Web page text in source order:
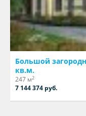
Большой
кв.м.
247 м2
7 144 374 руб.